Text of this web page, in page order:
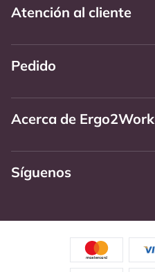
Atención al cliente
Pedido
Acerca de Ergo2Work
Síguenos